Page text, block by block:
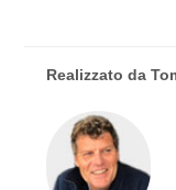
Realizzato da